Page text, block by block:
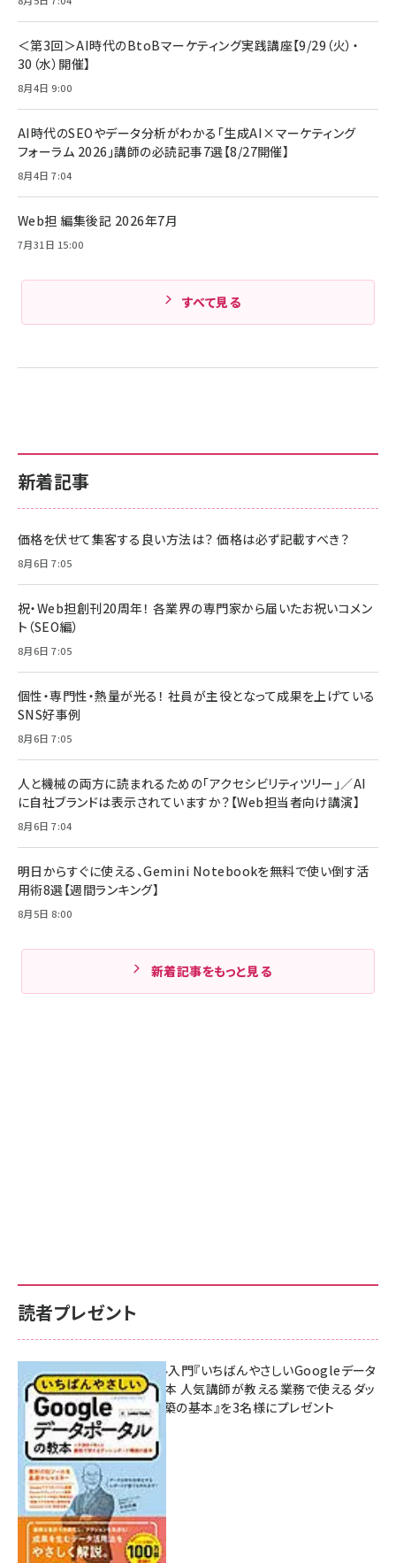
Amazonランキングをもっと見る
Anker Soundcore P31i (Bluetooth 6.1) 【完
全ワイヤレスイヤホン/アクティブノイズキャンセリ
ング/マルチポイント接続 / 最大50時間再生 / PSE
Anker PowerLine III Flow USB-C & USB-C
ケーブル Anker絡まないケーブル 240W 結束バン
ド付き USB PD対応 シリコン素材採用 iPhone
17 / 16 / 15 / Galaxy iPad Pro MacBook
Amazonランキングをもっと見る
キャンペーン】
￥4,857
新着記事
価格を伏せて集客する良い方法は？ 価格は必ず記載すべき？
8月6日 7:05
祝・Web担創刊20周年！ 各業界の専門家から届いたお祝いコメン
ト（SEO編）
8月6日 7:05
個性・専門性・熱量が光る！ 社員が主役となって成果を上げている
SNS好事例
8月6日 7:05
人と機械の両方に読まれるための「アクセシビリティツリー」／AI
に自社ブランドは表示されていますか？【Web担当者向け講演】
8月6日 7:04
明日からすぐに使える、Gemini Notebookを無料で使い倒す活
用術8選【週間ランキング】
8月5日 8:00
新着記事をもっと見る
読者プレゼント
無料BIツール入門『いちばんやさしいGoogleデータ
ポータルの教本 人気講師が教える業務で使えるダッ
シュボード構築の基本』を3名様にプレゼント
7月31日 10:00
＜第3回＞AI時代のBtoBマーケティング実践講座【9/29（火）・
30（水）開催】
8月4日 9:00
AI時代のSEOやデータ分析がわかる「生成AI×マーケティング
フォーラム 2026」講師の必読記事7選【8/27開催】
8月4日 7:04
Web担 編集後記 2026年7月
7月31日 15:00
すべて見る